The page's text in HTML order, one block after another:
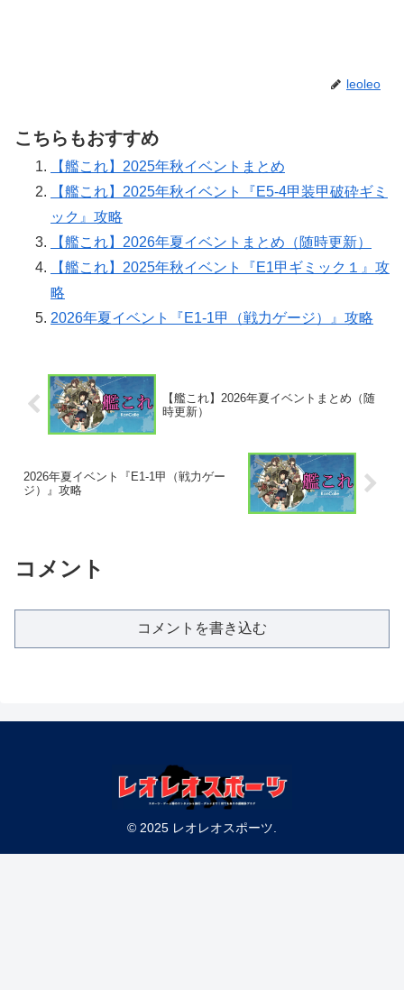
leoleo
こちらもおすすめ
【艦これ】2025年秋イベントまとめ
【艦これ】2025年秋イベント『E5-4甲装甲破砕ギミ
ック』攻略
【艦これ】2026年夏イベントまとめ（随時更新）
【艦これ】2025年秋イベント『E1甲ギミック１』攻
略
2026年夏イベント『E1-1甲（戦力ゲージ）』攻略
【艦これ】2026年夏イベントまとめ（随
時更新）
2026年夏イベント『E1-1甲（戦力ゲー
ジ）』攻略
コメント
コメントを書き込む
© 2025 レオレオスポーツ.